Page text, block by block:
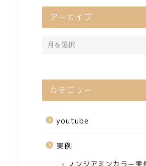
アーカイブ
カテゴリー
youtube
実例
ノンジアミンカラー実